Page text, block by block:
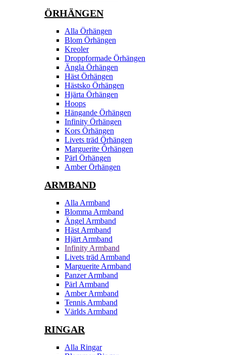
ÖRHÄNGEN
Alla Örhängen
Blom Örhängen
Kreoler
Droppformade Örhängen
Ängla Örhängen
Häst Örhängen
Hästsko Örhängen
Hjärta Örhängen
Hoops
Hängande Örhängen
Infinity Örhängen
Kors Örhängen
Livets träd Örhängen
Marguerite Ôrhängen
Pärl Örhängen
Amber Örhängen
ARMBAND
Alla Armband
Blomma Armband
Ängel Armband
Häst Armband
Hjärt Armband
Infinity Armband
Livets träd Armband
Marguerite Armband
Panzer Armband
Pärl Armband
Amber Armband
Tennis Armband
Världs Armband
RINGAR
Alla Ringar